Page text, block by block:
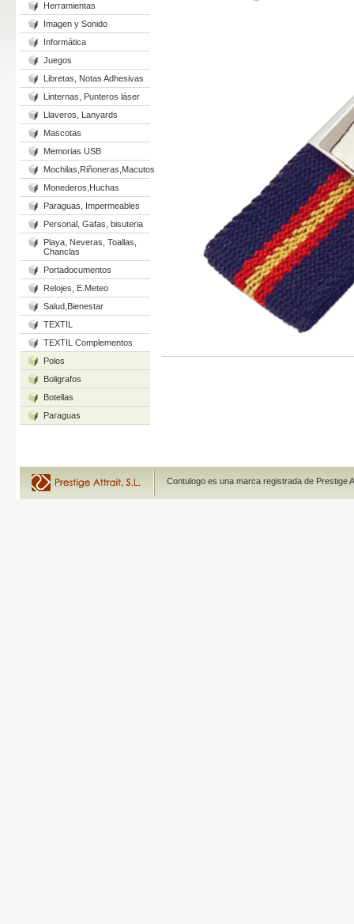
Herramientas
Imagen y Sonido
Informática
Juegos
Libretas, Notas Adhesivas
Linternas, Punteros láser
Llaveros, Lanyards
Mascotas
Memorias USB
Mochilas,Riñoneras,Macutos
Monederos,Huchas
Paraguas, Impermeables
Personal, Gafas, bisuteria
Playa, Neveras, Toallas,
Chanclas
Portadocumentos
Relojes, E.Meteo
Salud,Bienestar
TEXTIL
TEXTIL Complementos
Polos
Boligrafos
Botellas
Paraguas
Contulogo es una marca registrada de